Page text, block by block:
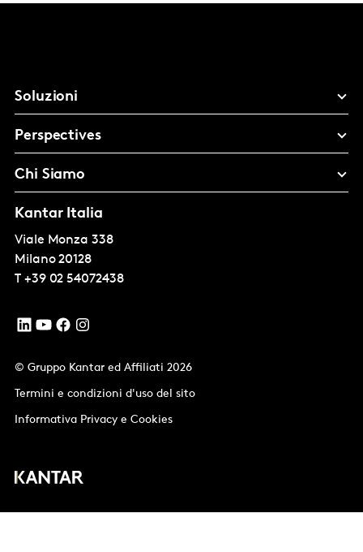
Soluzioni
Perspectives
Chi Siamo
Kantar Italia
Viale Monza 338
Milano 20128
T +39 02 54072438
© Gruppo Kantar ed Affiliati 2026
Termini e condizioni d'uso del sito
Informativa Privacy e Cookies